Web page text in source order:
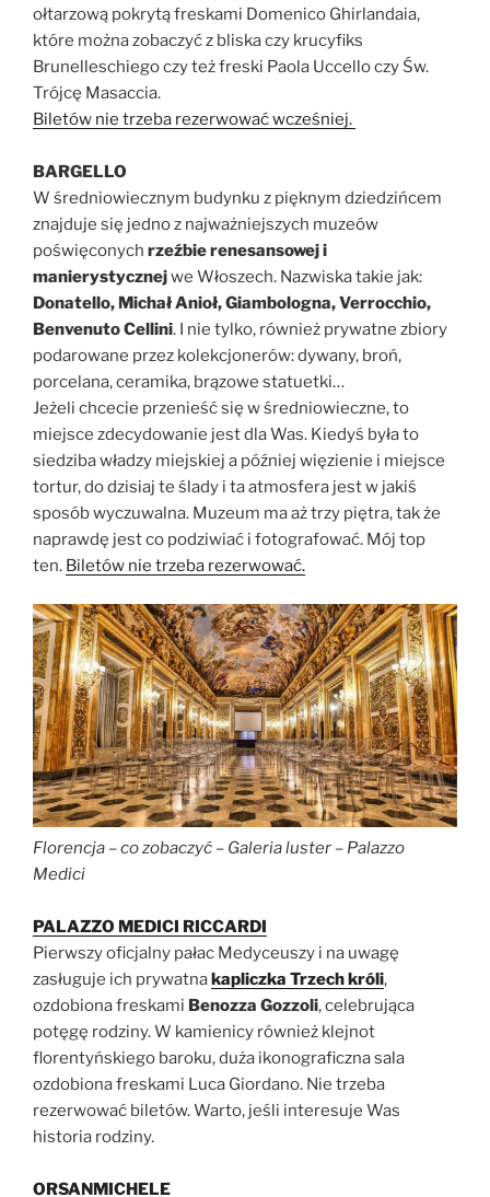
ołtarzową pokrytą freskami Domenico Ghirlandaia,
które można zobaczyć z bliska czy krucyfiks
Brunelleschiego czy też freski Paola Uccello czy Św.
Trójcę Masaccia.
Biletów nie trzeba rezerwować wcześniej.
BARGELLO
W średniowiecznym budynku z pięknym dziedzińcem
znajduje się jedno z najważniejszych muzeów
poświęconych rzeźbie renesansowej i
manierystycznejwe Włoszech. Nazwiska takie jak:
Donatello, Michał Anioł, Giambologna, Verrocchio,
Benvenuto Cellini. I nie tylko, również prywatne zbiory
podarowane przez kolekcjonerów: dywany, broń,
porcelana, ceramika, brązowe statuetki…
Jeżeli chcecie przenieść się w średniowieczne, to
miejsce zdecydowanie jest dla Was. Kiedyś była to
siedziba władzy miejskiej a później więzienie i miejsce
tortur, do dzisiaj te ślady i ta atmosfera jest w jakiś
sposób wyczuwalna. Muzeum ma aż trzy piętra, tak że
naprawdę jest co podziwiać i fotografować. Mój top
ten. Biletów nie trzeba rezerwować.
Florencja – co zobaczyć – Galeria luster – Palazzo
Medici
PALAZZO MEDICI RICCARDI
Pierwszy oficjalny pałac Medyceuszy i na uwagę
zasługuje ich prywatnakapliczka Trzech króli,
ozdobiona freskami Benozza Gozzoli, celebrująca
potęgę rodziny. W kamienicy również klejnot
florentyńskiego baroku, duża ikonograficzna sala
ozdobiona freskami Luca Giordano. Nie trzeba
rezerwować biletów. Warto, jeśli interesuje Was
historia rodziny.
ORSANMICHELE